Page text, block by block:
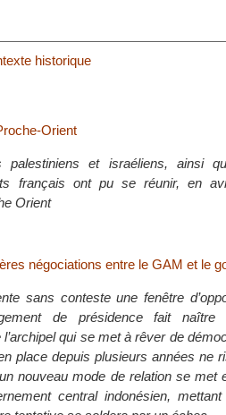
historique
Orient
palestiniens et israéliens, ainsi
français ont pu se réunir, en
Orient
négociations entre le GAM et le
sans conteste une fenêtre
de présidence fait naître
l’archipel qui se met à rêver de
place depuis plusieurs années ne
nouveau mode de relation se met
central indonésien,